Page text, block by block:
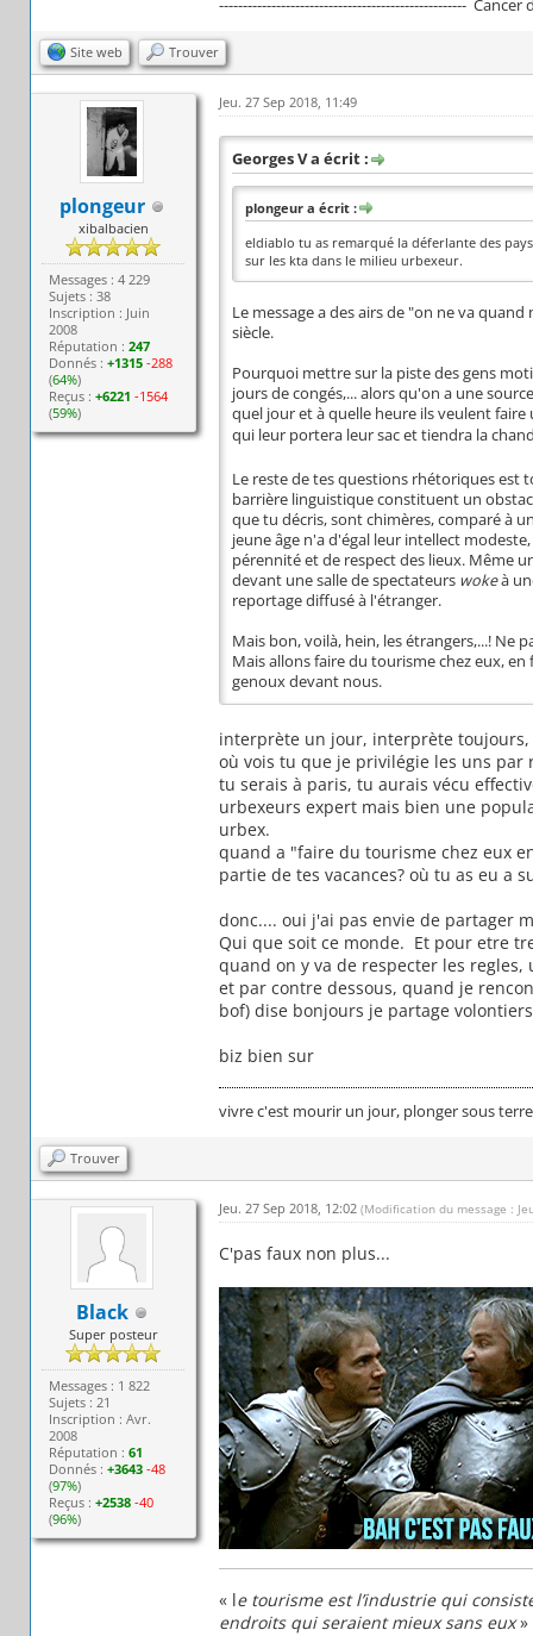
----------------------------------------------------
Site web Trouver
plongeur
xibalbacien
Messages : 4 229
Sujets : 38
Inscription : Juin
2008
Réputation :247
Donnés :+1315 -288
(64%)
Reçus :+6221 -1564
(59%)
Jeu. 27 Sep 2018, 11:49
Georges V a écrit :
plongeur a écrit :
eldiablo tu as remarqué la déferlante des
sur les kta dans le milieu urbexeur.
Le message a des airs de "on ne va
siècle.
Pourquoi mettre sur la piste des gens
jours de congés,... alors qu'on a une
quel jour et à quelle heure ils veulent
qui leur portera leur sac et tiendra la
Le reste de tes questions rhétoriques est
barrière linguistique constituent un
que tu décris, sont chimères, comparé à
jeune âge n'a d'égal leur intellect
pérennité et de respect des lieux. Même
devant une salle de spectateurs wokeà
reportage diffusé à l'étranger.
Mais bon, voilà, hein, les étrangers,...! Ne
Mais allons faire du tourisme chez eux,
genoux devant nous.
interprète un jour, interprète toujours,
où vois tu que je privilégie les uns par
tu serais à paris, tu aurais vécu
urbexeurs expert mais bien une
urbex.
quand a "faire du tourisme chez eux
partie de tes vacances? où tu as eu a
donc.... oui j'ai pas envie de partager
Qui que soit ce monde. Et pour etre
quand on y va de respecter les regles,
et par contre dessous, quand je
bof) dise bonjours je partage
biz bien sur
vivre c'est mourir un jour, plonger sous
Trouver
Black
Super posteur
Messages : 1 822
Sujets : 21
Inscription : Avr.
2008
Réputation :61
Donnés :+3643 -48
(97%)
Reçus :+2538 -40
(96%)
Jeu. 27 Sep 2018, 12:02 (Modification du message :
C'pas faux non plus...
« le tourisme est l’industrie qui
endroits qui seraient mieux sans eux»